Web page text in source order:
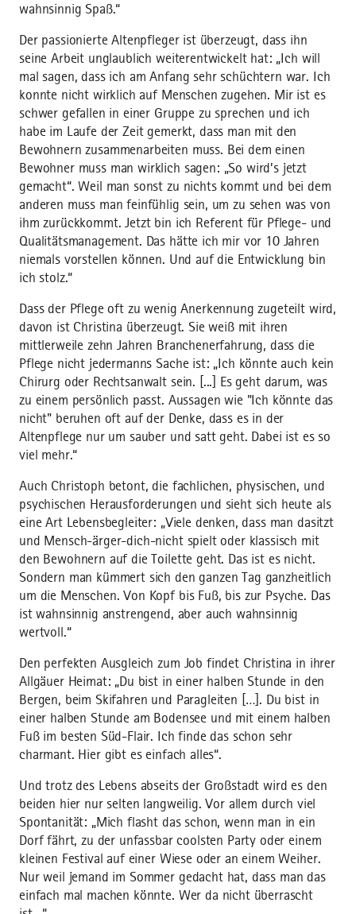
wahnsinnig Spaß.“
Der passionierte Altenpfleger ist überzeugt, dass ihn
seine Arbeit unglaublich weiterentwickelt hat: „Ich will
mal sagen, dass ich am Anfang sehr schüchtern war. Ich
konnte nicht wirklich auf Menschen zugehen. Mir ist es
schwer gefallen in einer Gruppe zu sprechen und ich
habe im Laufe der Zeit gemerkt, dass man mit den
Bewohnern zusammenarbeiten muss. Bei dem einen
Bewohner muss man wirklich sagen: „So wird’s jetzt
gemacht“. Weil man sonst zu nichts kommt und bei dem
anderen muss man feinfühlig sein, um zu sehen was von
ihm zurückkommt. Jetzt bin ich Referent für Pflege- und
Qualitätsmanagement. Das hätte ich mir vor 10 Jahren
niemals vorstellen können. Und auf die Entwicklung bin
ich stolz.“
Dass der Pflege oft zu wenig Anerkennung zugeteilt wird,
davon ist Christina überzeugt. Sie weiß mit ihren
mittlerweile zehn Jahren Branchenerfahrung, dass die
Pflege nicht jedermanns Sache ist: „Ich könnte auch kein
Chirurg oder Rechtsanwalt sein. [...] Es geht darum, was
zu einem persönlich passt. Aussagen wie "Ich könnte das
nicht" beruhen oft auf der Denke, dass es in der
Altenpflege nur um sauber und satt geht. Dabei ist es so
viel mehr.“
Auch Christoph betont, die fachlichen, physischen, und
psychischen Herausforderungen und sieht sich heute als
eine Art Lebensbegleiter: „Viele denken, dass man dasitzt
und Mensch-ärger-dich-nicht spielt oder klassisch mit
den Bewohnern auf die Toilette geht. Das ist es nicht.
Sondern man kümmert sich den ganzen Tag ganzheitlich
um die Menschen. Von Kopf bis Fuß, bis zur Psyche. Das
ist wahnsinnig anstrengend, aber auch wahnsinnig
wertvoll.“
Den perfekten Ausgleich zum Job findet Christina in ihrer
Allgäuer Heimat: „Du bist in einer halben Stunde in den
Bergen, beim Skifahren und Paragleiten […]. Du bist in
einer halben Stunde am Bodensee und mit einem halben
Fuß im besten Süd-Flair. Ich finde das schon sehr
charmant. Hier gibt es einfach alles“.
Und trotz des Lebens abseits der Großstadt wird es den
beiden hier nur selten langweilig. Vor allem durch viel
Spontanität: „Mich flasht das schon, wenn man in ein
Dorf fährt, zu der unfassbar coolsten Party oder einem
kleinen Festival auf einer Wiese oder an einem Weiher.
Nur weil jemand im Sommer gedacht hat, dass man das
einfach mal machen könnte. Wer da nicht überrascht